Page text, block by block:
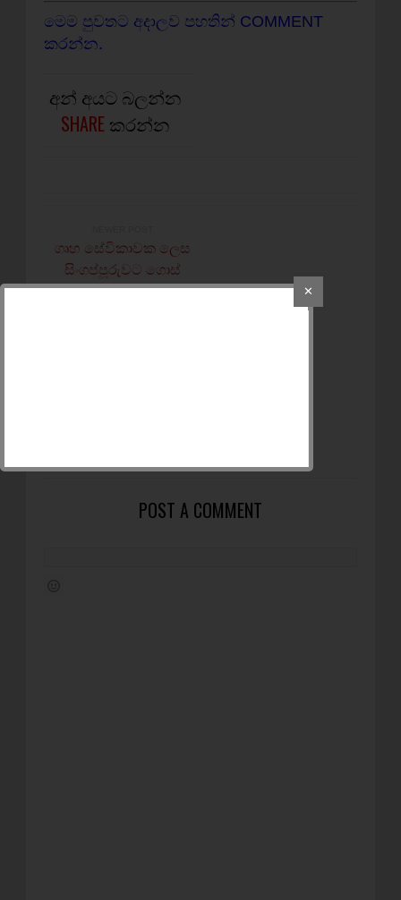
මෙම පුවතට අදාලව පහතින් COMMENT
කරන්න.
අන් අයට බලන්න
SHARE කරන්න
ගෘහ සේවිකාවක ලෙස
සිංගප්පූරුවට ගොස්
ව්‍යාපාරිකාවක වූ නිලූෂිකා
POST A COMMENT
✕